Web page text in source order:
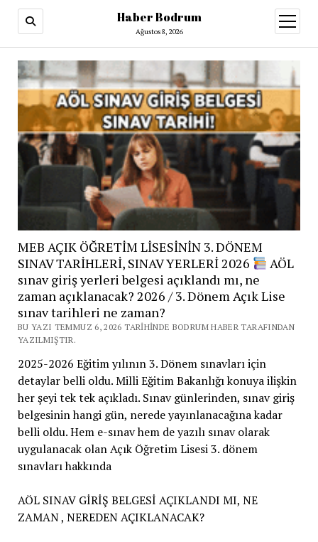
Haber Bodrum
Ağustos 8, 2026
aç
MEB AÇIK ÖĞRETİM LİSESİNİN 3. DÖNEM
SINAV TARİHLERİ, SINAV YERLERİ 2026
AÖL
sınav giriş yerleri belgesi açıklandı mı, ne
zaman açıklanacak? 2026 / 3. Dönem Açık Lise
sınav tarihleri ne zaman?
BU YAZI TEMMUZ 6, 2026 TARIHINDE BODRUM HABER TARAFINDAN
YAZILMIŞTIR.
2025-2026 Eğitim yılının 3. Dönem sınavları için
detaylar belli oldu. Milli Eğitim Bakanlığı konuya ilişkin
her şeyi tek tek açıkladı. Sınav günlerinden, sınav giriş
belgesinin hangi gün, nerede yayınlanacağına kadar
belli oldu. Hem e-sınav hem de yazılı sınav olarak
uygulanacak olan Açık Öğretim Lisesi 3. dönem
sınavları hakkında
AÖL SINAV GİRİŞ BELGESİ AÇIKLANDI MI, NE
ZAMAN , NEREDEN AÇIKLANACAK?